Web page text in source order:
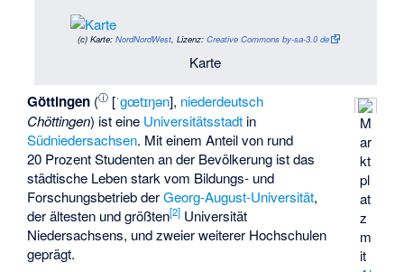
(c) Karte: NordNordWest, Lizenz: Creative Commons by-sa-3.0 de
Karte
M
ar
kt
pl
at
z
m
it
Göttingen (ⓘ [ˈɡœtɪŋən], niederdeutsch
Chöttingen) ist eine Universitätsstadt in
Südniedersachsen. Mit einem Anteil von rund
20 Prozent Studenten an der Bevölkerung ist das
städtische Leben stark vom Bildungs- und
Forschungsbetrieb derGeorg-August-Universität,
der ältesten und größten[2] Universität
Niedersachsens, und zweier weiterer Hochschulen
geprägt.